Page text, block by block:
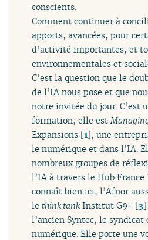
conscients.
Comment continuer à
apports, avancées, pour
d’activité importantes, et
environnementales et
C’est la question que le
de l’IA nous pose et que
notre invitée du jour. C’est
formation, elle est
Expansions [1], une
le numérique et dans l’IA.
nombreux groupes de
l’IA à travers le Hub France
connaît bien ici, l’Afnor
le think tank Institut G9+ [3]
l’ancien Syntec, le syndicat
numérique. Elle porte une